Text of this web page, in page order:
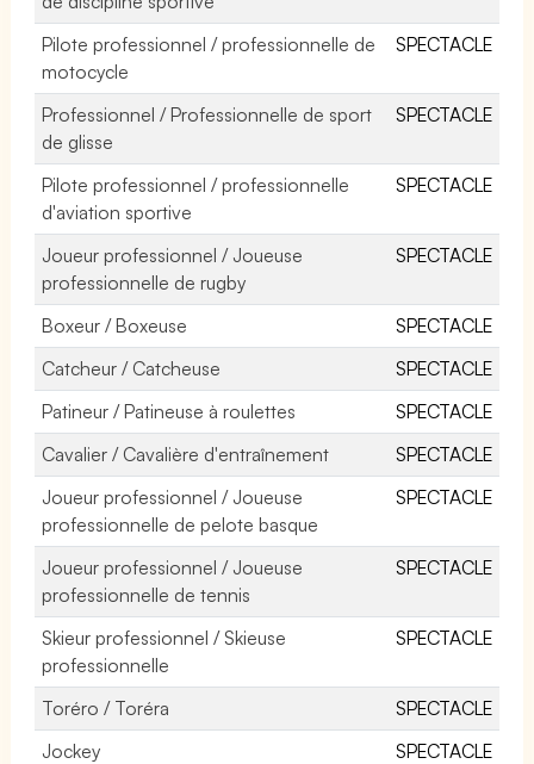
Pilote professionnel / professionnelle de
motocycle
SPECTACLE
Professionnel / Professionnelle de sport
de glisse
SPECTACLE
Pilote professionnel / professionnelle
d'aviation sportive
SPECTACLE
Joueur professionnel / Joueuse
professionnelle de rugby
SPECTACLE
Boxeur / Boxeuse
SPECTACLE
Catcheur / Catcheuse
SPECTACLE
Patineur / Patineuse à roulettes
SPECTACLE
Cavalier / Cavalière d'entraînement
SPECTACLE
Joueur professionnel / Joueuse
professionnelle de pelote basque
SPECTACLE
Joueur professionnel / Joueuse
professionnelle de tennis
SPECTACLE
Skieur professionnel / Skieuse
professionnelle
SPECTACLE
Toréro / Toréra
SPECTACLE
Jockey
SPECTACLE